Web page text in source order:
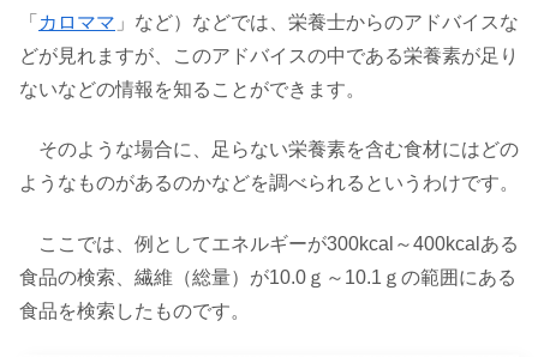
「 カロママ 」など）などでは、栄養士からのアドバイスな
どが見れますが、このアドバイスの中である栄養素が足り
ないなどの情報を知ることができます。
そのような場合に、足らない栄養素を含む食材にはどの
ようなものがあるのかなどを調べられるというわけです。
ここでは、例としてエネルギーが300kcal～400kcalある
食品の検索、繊維（総量）が10.0ｇ～10.1ｇの範囲にある
食品を検索したものです。